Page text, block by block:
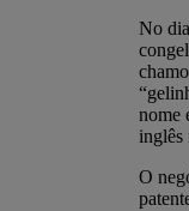
No
nome
inglês
O